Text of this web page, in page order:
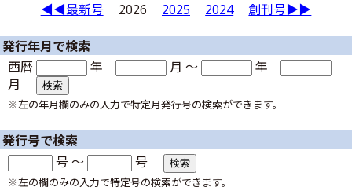
◀◀最新号 2026 2025 2024 創刊号▶▶
発行年月で検索
西暦
年 月 ～
年
月
※左の年月欄のみの入力で特定月発行号の検索ができます。
発行号で検索
号 ～
号
※左の欄のみの入力で特定号の検索ができます。